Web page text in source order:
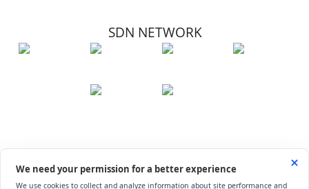
SDN NETWORK